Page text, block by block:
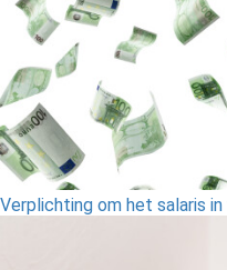
Verplichting om het salaris